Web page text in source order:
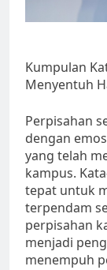
Kumpulan
Menyentuh
Perpisahan
dengan
yang telah
kampus.
tepat untuk
terpendam
perpisahan
menjadi
menempuh